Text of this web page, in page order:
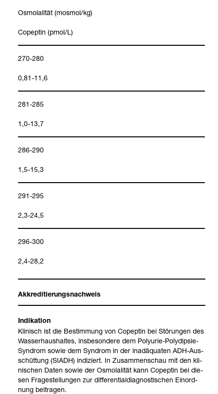
Osmo­la­li­tät (mos­mol/kg)
Copep­tin (pmol/L)
270-280
0,81-11,6
281-285
1,0-13,7
286-290
1,5-15,3
291-295
2,3-24,5
296-300
2,4-28,2
Akkre­di­tie­rungs­nach­weis
Indi­ka­tion
Kli­nisch ist die Bestim­mung von Copep­tin bei Stö­run­gen des
Was­ser­haus­hal­tes, ins­be­son­dere dem Poly­urie-​Poly­di­psie-​
Syn­drom sowie dem Syn­drom in der inad­äqua­ten ADH-​Aus­
schüt­tung (SIADH) indi­ziert. In Zusam­men­schau mit den kli­
ni­schen Daten sowie der Osmo­la­li­tät kann Copep­tin bei die­
sen Fra­ge­stel­lun­gen zur dif­fe­ren­ti­al­dia­gnos­ti­schen Ein­ord­
nung bei­tra­gen.